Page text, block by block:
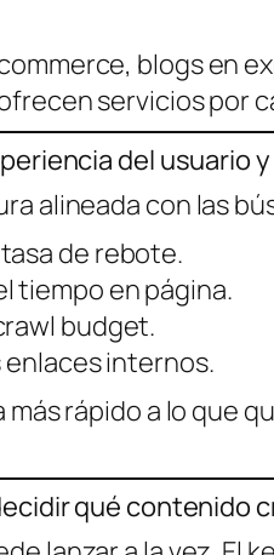
blogs en
servicios por
del usuario y
alineada con las
de rebote.
tiempo en página.
budget.
enlaces internos.
más rápido a lo que
qué contenido